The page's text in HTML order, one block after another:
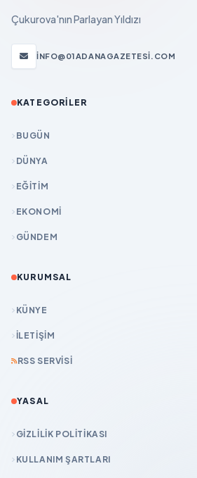
Çukurova'nın Parlayan Yıldızı
INFO@01ADANAGAZETESI.COM
KATEGORILER
BUGÜN
DÜNYA
EĞİTİM
EKONOMİ
GÜNDEM
KURUMSAL
KÜNYE
İLETIŞIM
RSS SERVISI
YASAL
GIZLILIK POLITIKASI
KULLANIM ŞARTLARI